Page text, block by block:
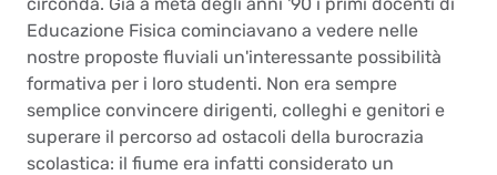
Educazione Fisica cominciavano a vedere nelle
nostre proposte fluviali un'interessante possibilità
formativa per i loro studenti. Non era sempre
semplice convincere dirigenti, colleghi e genitori e
superare il percorso ad ostacoli della burocrazia
scolastica: il fiume era infatti considerato un